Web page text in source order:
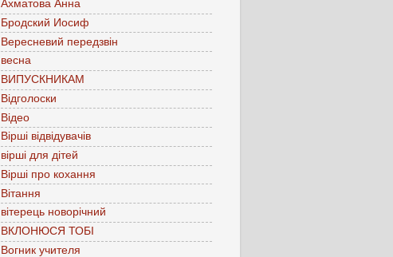
Ахматова Анна
Бродский Иосиф
Вересневий передзвін
весна
ВИПУСКНИКАМ
Відголоски
Відео
Вірші відвідувачів
вірші для дітей
Вірші про кохання
Вітання
вітерець новорічний
ВКЛОНЮСЯ ТОБІ
Вогник учителя